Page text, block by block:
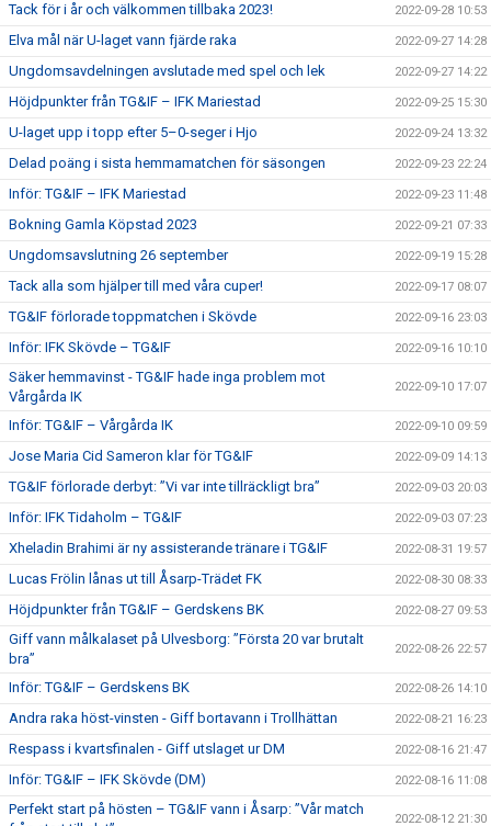
Tack för i år och välkommen tillbaka 2023! 2022-09-28 10:53
Elva mål när U-laget vann fjärde raka 2022-09-27 14:28
Ungdomsavdelningen avslutade med spel och lek 2022-09-27 14:22
Höjdpunkter från TG&IF – IFK Mariestad 2022-09-25 15:30
U-laget upp i topp efter 5–0-seger i Hjo 2022-09-24 13:32
Delad poäng i sista hemmamatchen för säsongen 2022-09-23 22:24
Inför: TG&IF – IFK Mariestad 2022-09-23 11:48
Bokning Gamla Köpstad 2023 2022-09-21 07:33
Ungdomsavslutning 26 september 2022-09-19 15:28
Tack alla som hjälper till med våra cuper! 2022-09-17 08:07
TG&IF förlorade toppmatchen i Skövde 2022-09-16 23:03
Inför: IFK Skövde – TG&IF 2022-09-16 10:10
Säker hemmavinst - TG&IF hade inga problem mot
Vårgårda IK
2022-09-10 17:07
Inför: TG&IF – Vårgårda IK 2022-09-10 09:59
Jose Maria Cid Sameron klar för TG&IF 2022-09-09 14:13
TG&IF förlorade derbyt: ”Vi var inte tillräckligt bra” 2022-09-03 20:03
Inför: IFK Tidaholm – TG&IF 2022-09-03 07:23
Xheladin Brahimi är ny assisterande tränare i TG&IF 2022-08-31 19:57
Lucas Frölin lånas ut till Åsarp-Trädet FK 2022-08-30 08:33
Höjdpunkter från TG&IF – Gerdskens BK 2022-08-27 09:53
Giff vann målkalaset på Ulvesborg: ”Första 20 var brutalt
bra”
2022-08-26 22:57
Inför: TG&IF – Gerdskens BK 2022-08-26 14:10
Andra raka höst-vinsten - Giff bortavann i Trollhättan 2022-08-21 16:23
Respass i kvartsfinalen - Giff utslaget ur DM 2022-08-16 21:47
Inför: TG&IF – IFK Skövde (DM) 2022-08-16 11:08
Perfekt start på hösten – TG&IF vann i Åsarp: ”Vår match
2022-08-12 21:30